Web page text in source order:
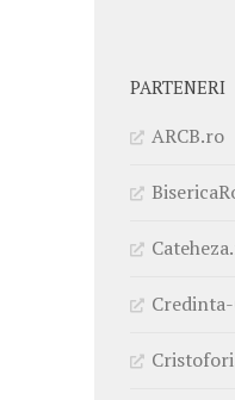
PARTENERI
ARCB.ro